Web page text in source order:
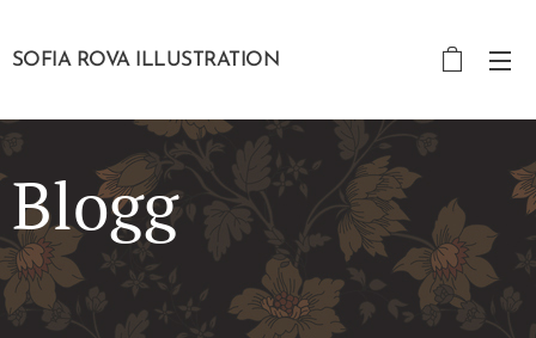
SOFIA ROVA ILLUSTRATION
Blogg